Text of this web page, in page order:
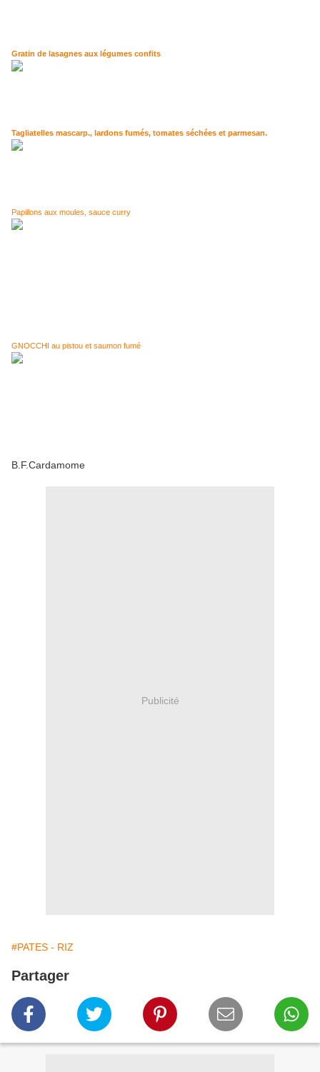
Gratin de lasagnes aux légumes confits
Tagliatelles mascarp., lardons fumés, tomates séchées et parmesan.
Papillons aux moules, sauce curry
GNOCCHI au pistou et saumon fumé
B.F.Cardamome
Publicité
#PATES - RIZ
Partager